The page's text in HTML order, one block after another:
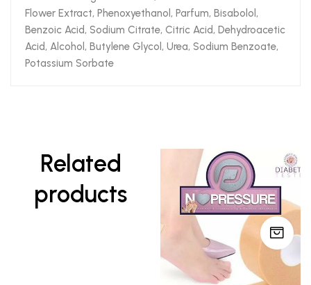
Flower Extract, Phenoxyethanol, Parfum, Bisabolol,
Benzoic Acid, Sodium Citrate, Citric Acid, Dehydroacetic
Acid, Alcohol, Butylene Glycol, Urea, Sodium Benzoate,
Potassium Sorbate
Related
products